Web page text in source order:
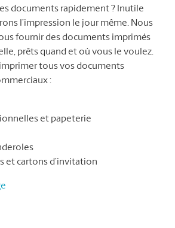
documents rapidement ? Inutile
l’impression le jour même. Nous
fournir des documents imprimés
prêts quand et où vous le voulez.
tous vos documents
:
et papeterie
et cartons d’invitation